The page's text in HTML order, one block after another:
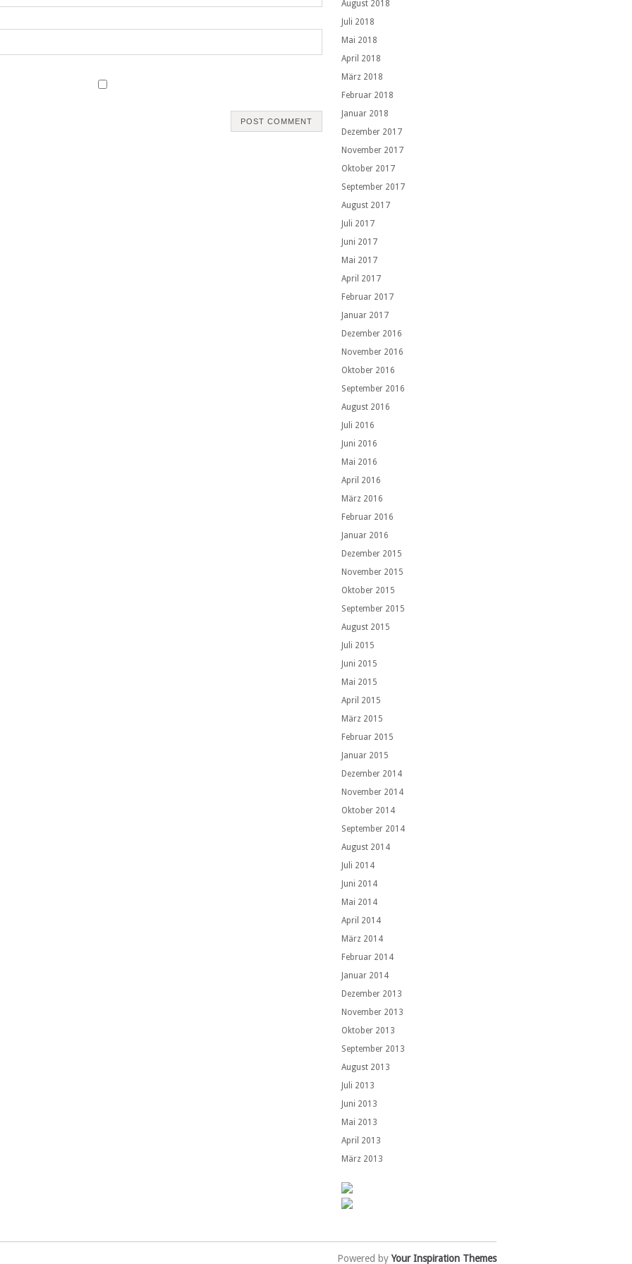
August 2018
Juli 2018
Mai 2018
April 2018
März 2018
Februar 2018
Januar 2018
Dezember 2017
November 2017
Oktober 2017
September 2017
August 2017
Juli 2017
Juni 2017
Mai 2017
April 2017
Februar 2017
Januar 2017
Dezember 2016
November 2016
Oktober 2016
September 2016
August 2016
Juli 2016
Juni 2016
Mai 2016
April 2016
März 2016
Februar 2016
Januar 2016
Dezember 2015
November 2015
Oktober 2015
September 2015
August 2015
Juli 2015
Juni 2015
Mai 2015
April 2015
März 2015
Februar 2015
Januar 2015
Dezember 2014
November 2014
Oktober 2014
September 2014
August 2014
Juli 2014
Juni 2014
Mai 2014
April 2014
März 2014
Februar 2014
Januar 2014
Dezember 2013
November 2013
Oktober 2013
September 2013
August 2013
Juli 2013
Juni 2013
Mai 2013
April 2013
März 2013
Powered byYour Inspiration Themes